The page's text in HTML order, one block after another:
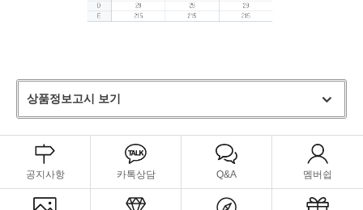
상품정보고시 보기
공지사항 카톡상담 Q&A 멤버쉽